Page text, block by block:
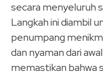
secara menyeluruh
Langkah ini diambil
penumpang
dan nyaman dari
memastikan bahwa